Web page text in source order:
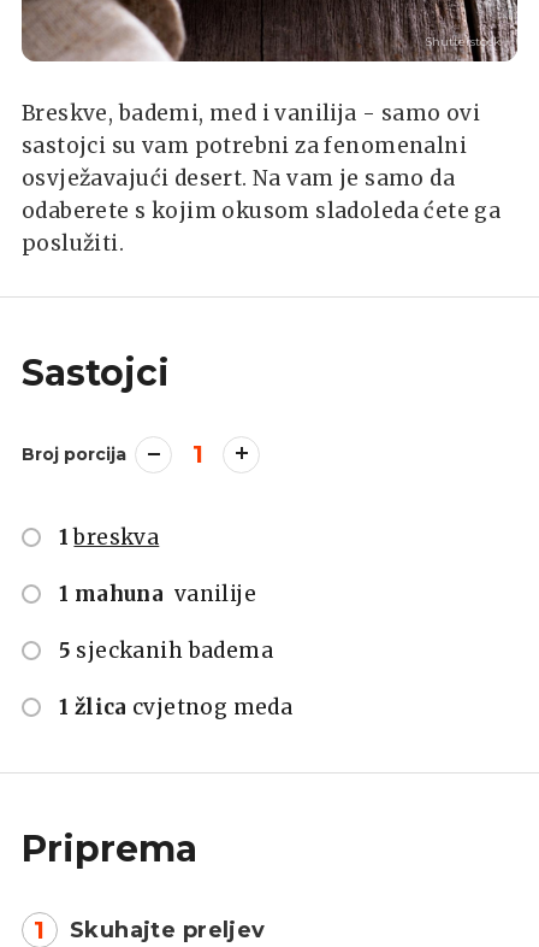
Shutterstock
Breskve, bademi, med i vanilija - samo ovi
sastojci su vam potrebni za fenomenalni
osvježavajući desert. Na vam je samo da
odaberete s kojim okusom sladoleda ćete ga
poslužiti.
Sastojci
Broj porcija 1
1 breskva
1 mahuna vanilije
5 sjeckanih badema
1 žlica cvjetnog meda
Priprema
1 Skuhajte preljev